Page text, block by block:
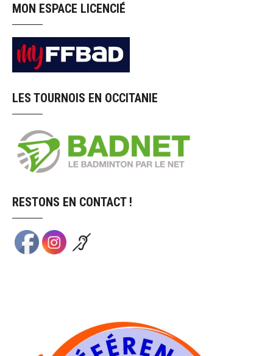
MON ESPACE LICENCIÉ
LES TOURNOIS EN OCCITANIE
RESTONS EN CONTACT !